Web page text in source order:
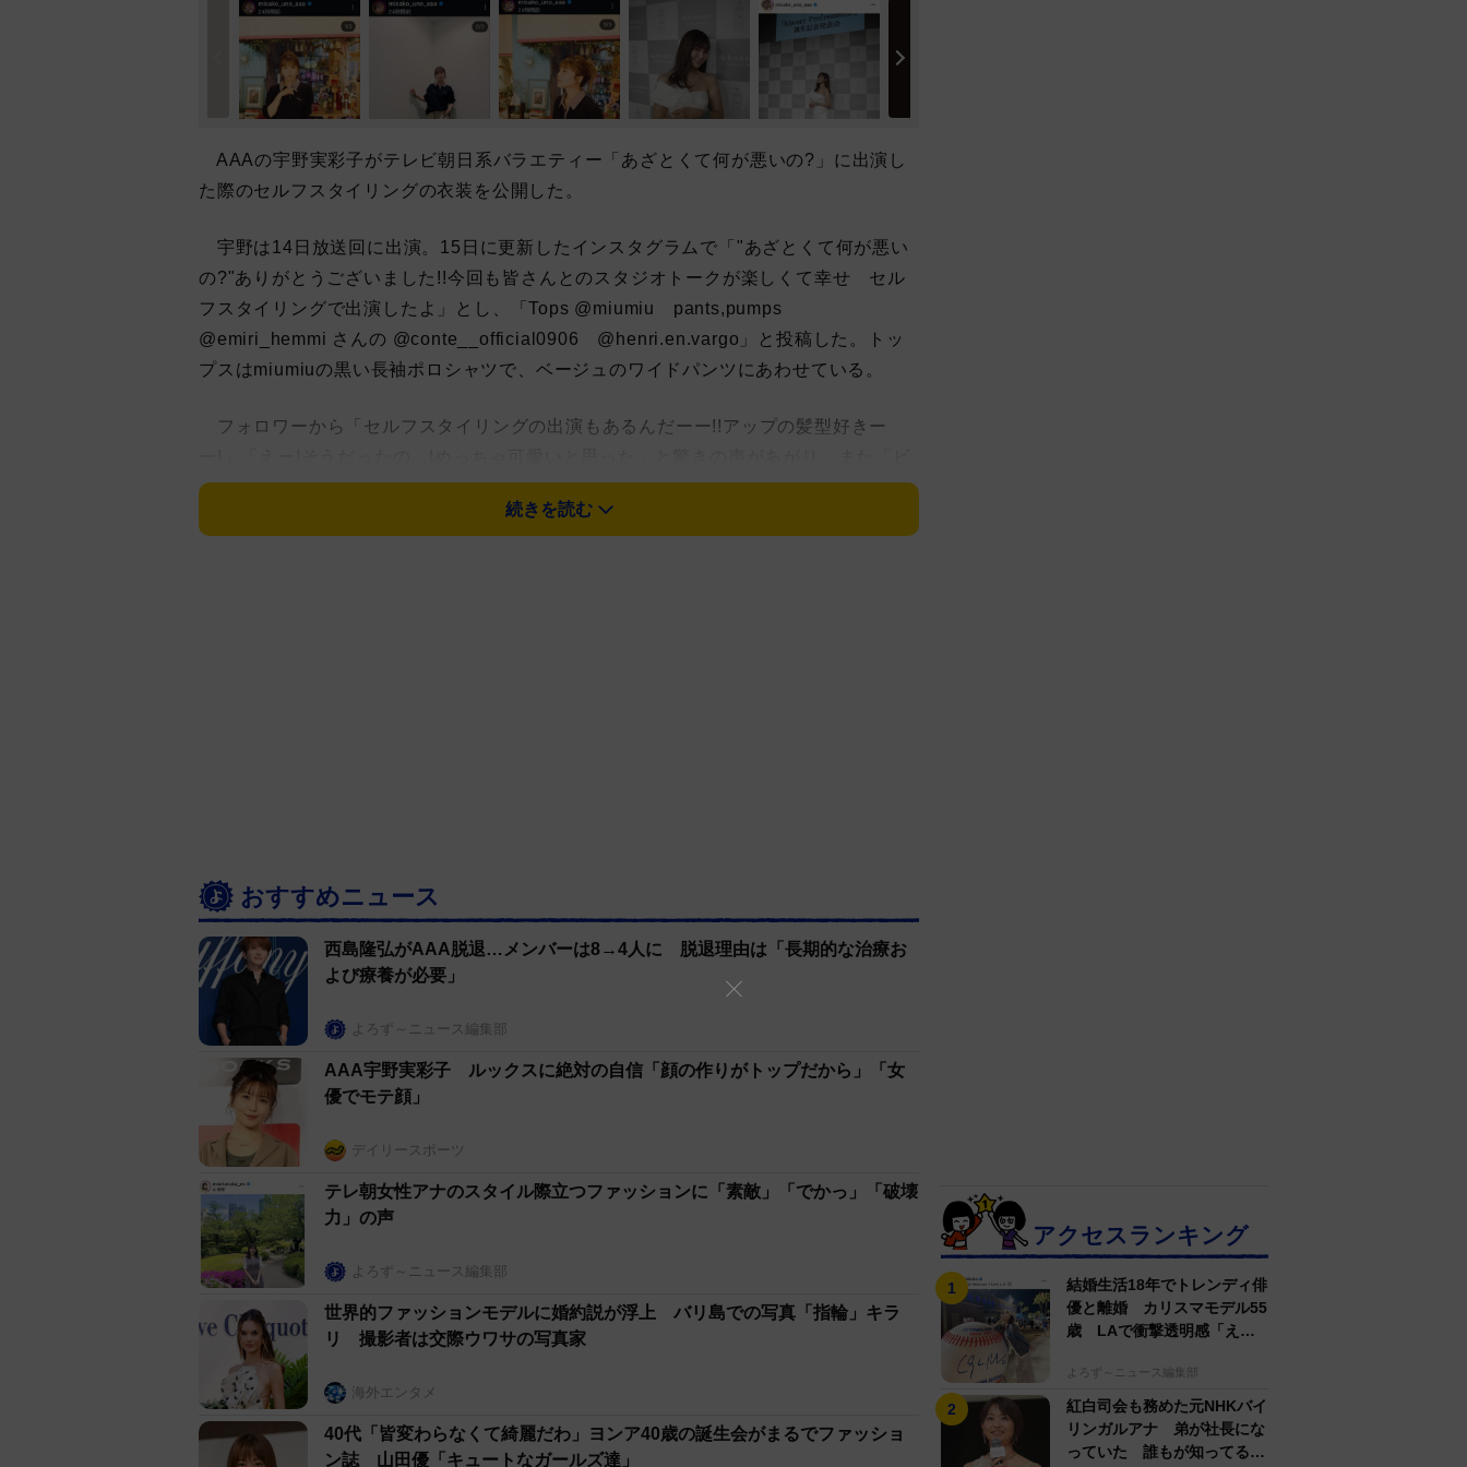
AAAの宇野実彩子がテレビ朝日系バラエティー「あざとくて何が悪いの?」に出演し
た際のセルフスタイリングの衣装を公開した。
宇野は14日放送回に出演。15日に更新したインスタグラムで「"あざとくて何が悪い
の?"ありがとうございました!!今回も皆さんとのスタジオトークが楽しくて幸せ セル
フスタイリングで出演したよ」とし、「Tops @miumiu pants,pumps
@emiri_hemmi さんの @conte__official0906 @henri.en.vargo」と投稿した。トッ
プスはmiumiuの黒い長袖ポロシャツで、ベージュのワイドパンツにあわせている。
フォロワーから「セルフスタイリングの出演もあるんだーー!!アップの髪型好きー
ジュアルサイコーー!!!!!」「めっちゃ可愛いです!TVerで見るね!!」「このビジュかわい
すぎる」と絶賛の投稿が届いている。続きを読む
おすすめニュース
西島隆弘がAAA脱退…メンバーは8→4人に 脱退理由は「長期的な治療お
よび療養が必要」
よろず～ニュース編集部
AAA宇野実彩子 ルックスに絶対の自信「顔の作りがトップだから」「女
優でモテ顔」
デイリースポーツ
テレ朝女性アナのスタイル際立つファッションに「素敵」「でかっ」「破壊
力」の声
よろず～ニュース編集部
世界的ファッションモデルに婚約説が浮上 バリ島での写真「指輪」キラ
リ 撮影者は交際ウワサの写真家
海外エンタメ
40代「皆変わらなくて綺麗だわ」ヨンア40歳の誕生会がまるでファッショ
ン誌 山田優「キュートなガールズ達」